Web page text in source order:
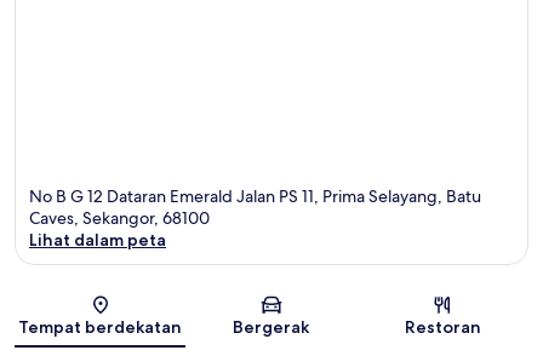
No B G 12 Dataran Emerald Jalan PS 11, Prima Selayang, Batu
Caves, Sekangor, 68100
Lihat dalam peta
Tempat berdekatan Bergerak Restoran